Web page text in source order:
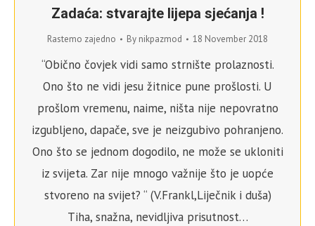
Zadaća: stvarajte lijepa sjećanja !
Rastemo zajedno By nikpazmod 18 November 2018
“Obično čovjek vidi samo strnište prolaznosti.
Ono što ne vidi jesu žitnice pune prošlosti. U
prošlom vremenu, naime, ništa nije nepovratno
izgubljeno, dapače, sve je neizgubivo pohranjeno.
Ono što se jednom dogodilo, ne može se ukloniti
iz svijeta. Zar nije mnogo važnije što je uopće
stvoreno na svijet? “ (V.Frankl,Liječnik i duša)
Tiha, snažna, nevidljiva prisutnost…